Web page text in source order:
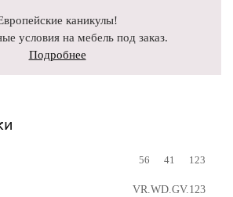
каникулы!
условия на мебель под заказ.
Подробнее
56 41 123
VR.WD.GV.123